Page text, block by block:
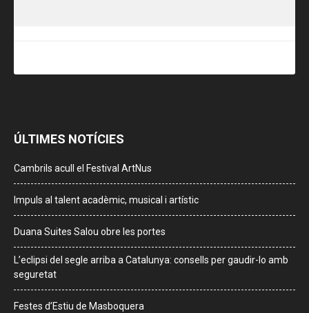
ÚLTIMES NOTÍCIES
Cambrils acull el Festival ArtNus
Impuls al talent acadèmic, musical i artístic
Duana Suites Salou obre les portes
L’eclipsi del segle arriba a Catalunya: consells per gaudir-lo amb
seguretat
Festes d’Estiu de Masboquera